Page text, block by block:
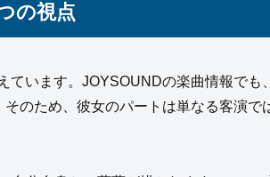
の視点
ています。JOYSOUNDの楽曲情報でも
のため、彼女のパートは単なる客演で